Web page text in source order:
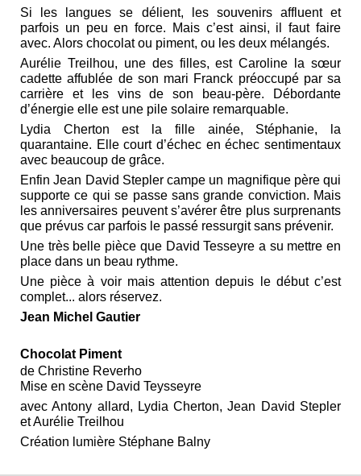
Si les langues se délient, les souvenirs affluent et
parfois un peu en force. Mais c’est ainsi, il faut faire
avec. Alors chocolat ou piment, ou les deux mélangés.
Aurélie Treilhou, une des filles, est Caroline la sœur
cadette affublée de son mari Franck préoccupé par sa
carrière et les vins de son beau-père. Débordante
d’énergie elle est une pile solaire remarquable.
Lydia Cherton est la fille ainée, Stéphanie, la
quarantaine. Elle court d’échec en échec sentimentaux
avec beaucoup de grâce.
Enfin Jean David Stepler campe un magnifique père qui
supporte ce qui se passe sans grande conviction. Mais
les anniversaires peuvent s’avérer être plus surprenants
que prévus car parfois le passé ressurgit sans prévenir.
Une très belle pièce que David Tesseyre a su mettre en
place dans un beau rythme.
Une pièce à voir mais attention depuis le début c’est
complet... alors réservez.
Jean Michel Gautier
Chocolat Piment
de Christine Reverho
Mise en scène David Teysseyre
avec Antony allard, Lydia Cherton, Jean David Stepler
et Aurélie Treilhou
Création lumière Stéphane Balny